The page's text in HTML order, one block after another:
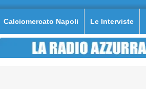
Calciomercato Napoli Le Interviste